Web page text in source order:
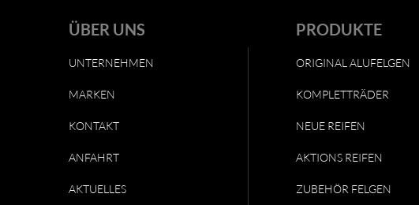
ÜBER UNS
UNTERNEHMEN
MARKEN
KONTAKT
ANFAHRT
AKTUELLES
PRODUKTE
ORIGINAL ALUFELGEN
KOMPLETTRÄDER
NEUE REIFEN
AKTIONS REIFEN
ZUBEHÖR FELGEN